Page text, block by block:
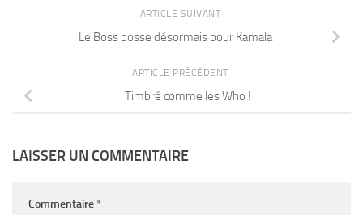
ARTICLE SUIVANT
Le Boss bosse désormais pour Kamala
ARTICLE PRÉCÉDENT
Timbré comme les Who !
LAISSER UN COMMENTAIRE
Commentaire*